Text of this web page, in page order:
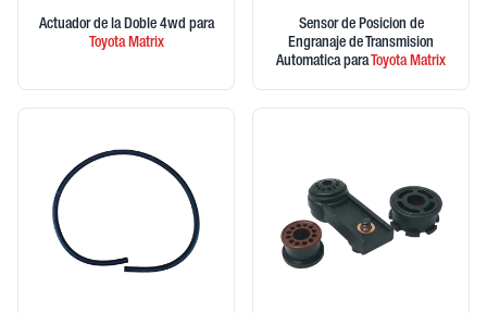
Actuador de la Doble 4wd para
ToyotaMatrix
Sensor de Posicion de
Engranaje de Transmision
Automatica para ToyotaMatrix